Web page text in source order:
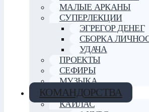
МАЛЫЕ АРКАНЫ
СУПЕРЛЕКЦИИ
ЭГРЕГОР ДЕНЕГ
СБОРКА
УДАЧА
ПРОЕКТЫ
СЕФИРЫ
МУЗЫКА
КОМАНДОРСТВА
КАЙЛАС